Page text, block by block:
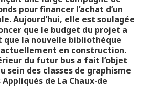
pour financer l’achat d’un
Aujourd’hui, elle est soulagée
que le budget du projet a
que la nouvelle bibliothèque
en construction.
du futur bus a fait l’objet
sein des classes de graphisme
Appliqués de La Chaux-de